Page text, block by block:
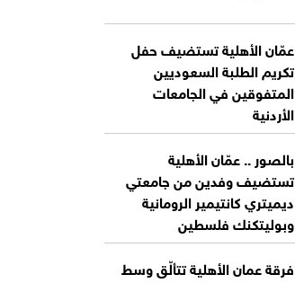
عمّان الأهلية تستضيف حفل
تكريم الطلبة السعوديين
المتفوقين في الجامعات
الأردنية
بالصور .. عمّان الأهلية
تستضيف وفدين من جامعتي
ديميتري كانتيمير الرومانية
وبوليتكنك فلسطين
فرقة عمان الأهلية تتألّق وسط